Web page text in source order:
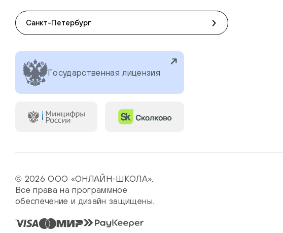
Санкт-Петербург
Государственная лицензия
© 2026 ООО «ОНЛАЙН-ШКОЛА».
Все права на программное
обеспечение и дизайн защищены.